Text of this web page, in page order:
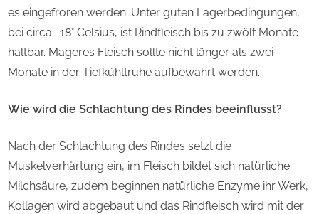
es eingefroren werden. Unter guten Lagerbedingungen,
bei circa -18° Celsius, ist Rindfleisch bis zu zwölf Monate
haltbar. Mageres Fleisch sollte nicht länger als zwei
Monate in der Tiefkühltruhe aufbewahrt werden.
Wie wird die Schlachtung des Rindes beeinflusst?
Nach der Schlachtung des Rindes setzt die
Muskelverhärtung ein, im Fleisch bildet sich natürliche
Milchsäure, zudem beginnen natürliche Enzyme ihr Werk,
Kollagen wird abgebaut und das Rindfleisch wird mit der